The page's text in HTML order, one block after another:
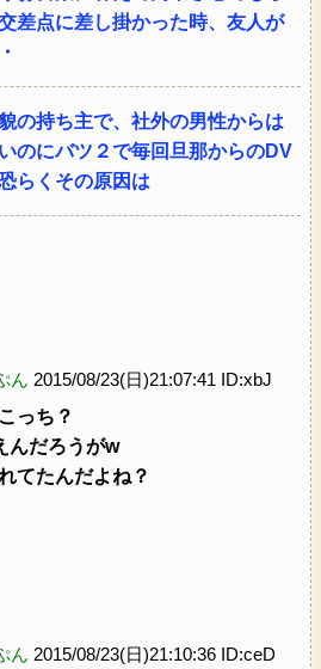
差点に差し掛かった時、友人が
の持ち主で、社外の男性からは
のにバツ２で毎回旦那からのDV
らくその原因は
ん 2015/08/23(日)21:07:41 ID:xbJ
っち？
んだろうがw
てたんだよね？
ん 2015/08/23(日)21:10:36 ID:ceD